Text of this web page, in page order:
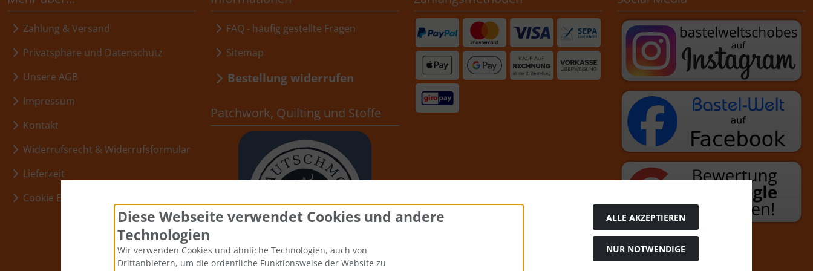
Zahlung & Versand
Privatsphäre und Datenschutz
Unsere AGB
Impressum
Kontakt
Widerrufsrecht & Widerrufsformular
Lieferzeit
Cookie Einstellungen
FAQ - häufig gestellte Fragen
Sitemap
Bestellung widerrufen
Patchwork, Quilting und Stoffe
Diese Webseite verwendet Cookies und andere
Technologien
Wir verwenden Cookies und ähnliche Technologien, auch von
Drittanbietern, um die ordentliche Funktionsweise der Website zu
ALLE AKZEPTIEREN
NUR NOTWENDIGE